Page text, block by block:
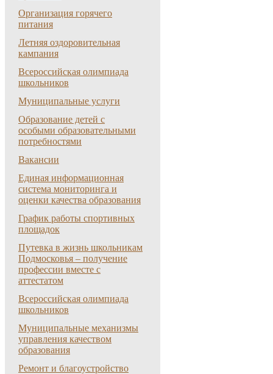
Организация горячего
питания
Летняя оздоровительная
кампания
Всероссийская олимпиада
школьников
Муниципальные услуги
Образование детей с
особыми образовательными
потребностями
Вакансии
Единая информационная
система мониторинга и
оценки качества образования
График работы спортивных
площадок
Путевка в жизнь школьникам
Подмосковья – получение
профессии вместе с
аттестатом
Всероссийская олимпиада
школьников
Муниципальные механизмы
управления качеством
образования
Ремонт и благоустройство